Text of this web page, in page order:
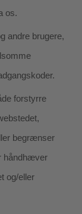
os.
andre brugere,
forstyrre
begrænser
håndhæver
og/eller